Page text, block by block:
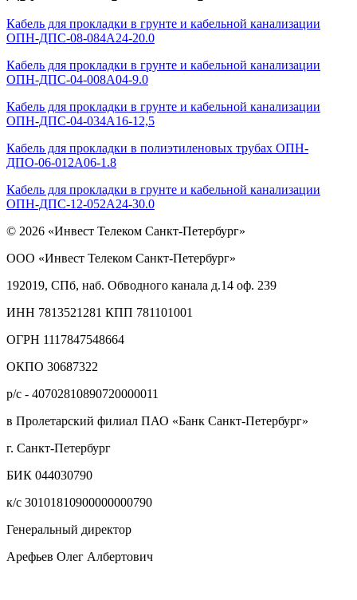
Кабель для прокладки в грунте и кабельной канализации
ОПН-ДПС-08-084А24-20.0
Кабель для прокладки в грунте и кабельной канализации
ОПН-ДПС-04-008А04-9.0
Кабель для прокладки в грунте и кабельной канализации
ОПН-ДПС-04-034А16-12,5
Кабель для прокладки в полиэтиленовых трубах ОПН-
ДПО-06-012А06-1.8
Кабель для прокладки в грунте и кабельной канализации
ОПН-ДПС-12-052А24-30.0
© 2026 «Инвест Телеком Санкт-Петербург»
ООО «Инвест Телеком Санкт-Петербург»
192019, СПб, наб. Обводного канала д.14 оф. 239
ИНН 7813521281 КПП 781101001
ОГРН 1117847548664
ОКПО 30687322
р/с - 40702810890720000011
в Пролетарский филиал ПАО «Банк Санкт-Петербург»
г. Санкт-Петербург
БИК 044030790
к/с 30101810900000000790
Генеральный директор
Арефьев Олег Албертович